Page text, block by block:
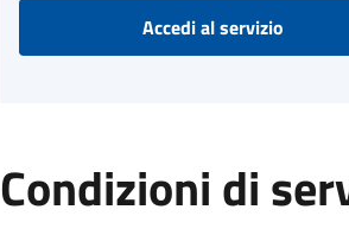
Accedi al servizio
Condizioni di